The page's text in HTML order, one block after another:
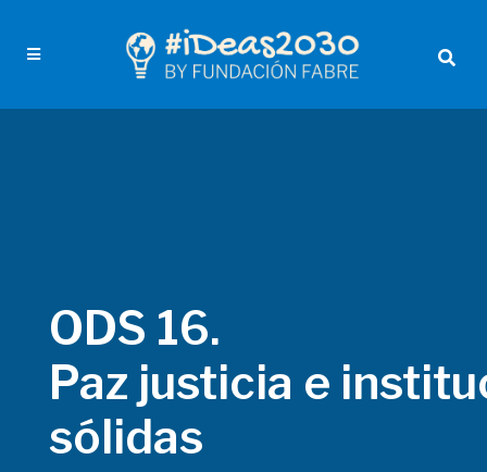
ODS 16.
Paz justicia e
sólidas